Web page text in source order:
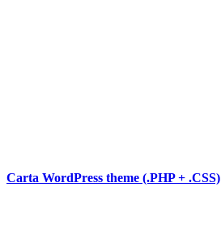
Carta WordPress theme (.PHP + .CSS)